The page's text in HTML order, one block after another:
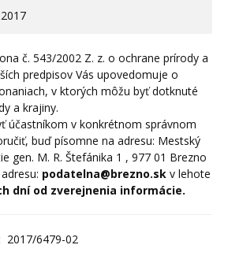
č. 543/2002 Z. z. o ochrane prírody a
predpisov Vás upovedomuje o
v ktorých môžu byť dotknuté
a krajiny.
účastníkom v konkrétnom správnom
buď písomne na adresu: Mestský
gen. M. R. Štefánika 1 , 977 01 Brezno
podatelna@brezno.sk v lehote
dní od zverejnenia informácie.
2017/6479-02